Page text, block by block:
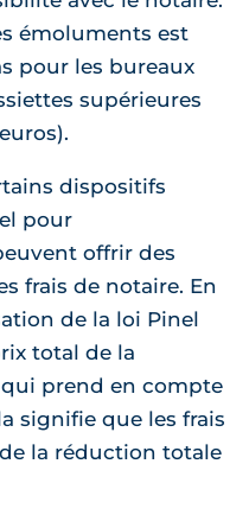
émoluments est
pour les bureaux
supérieures
dispositifs
pour
offrir des
frais de notaire. En
de la loi Pinel
total de la
prend en compte
signifie que les frais
la réduction totale